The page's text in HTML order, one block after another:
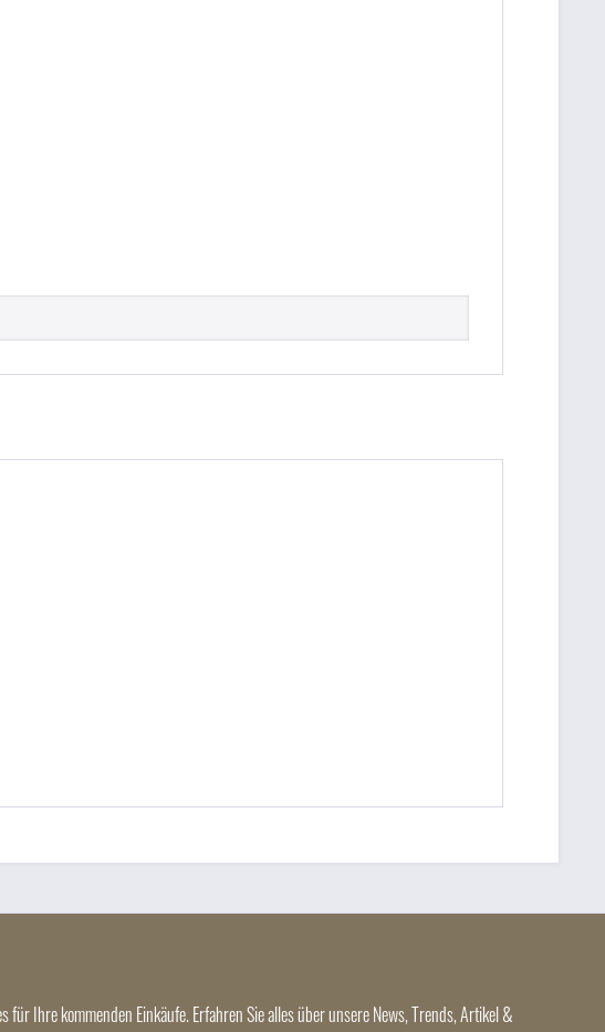
Ihre kommenden Einkäufe. Erfahren Sie alles über unsere News, Trends, Artikel &